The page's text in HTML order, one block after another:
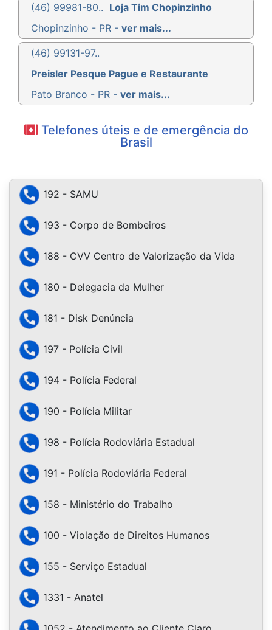
(46) 99981-80.. Loja Tim Chopinzinho
Chopinzinho - PR - ver mais...
(46) 99131-97..
Preisler Pesque Pague e Restaurante
Pato Branco - PR - ver mais...
Telefones úteis e de emergência do
Brasil
192 - SAMU
193 - Corpo de Bombeiros
188 - CVV Centro de Valorização da Vida
180 - Delegacia da Mulher
181 - Disk Denúncia
197 - Polícia Civil
194 - Polícia Federal
190 - Polícia Militar
198 - Polícia Rodoviária Estadual
191 - Polícia Rodoviária Federal
158 - Ministério do Trabalho
100 - Violação de Direitos Humanos
155 - Serviço Estadual
1331 - Anatel